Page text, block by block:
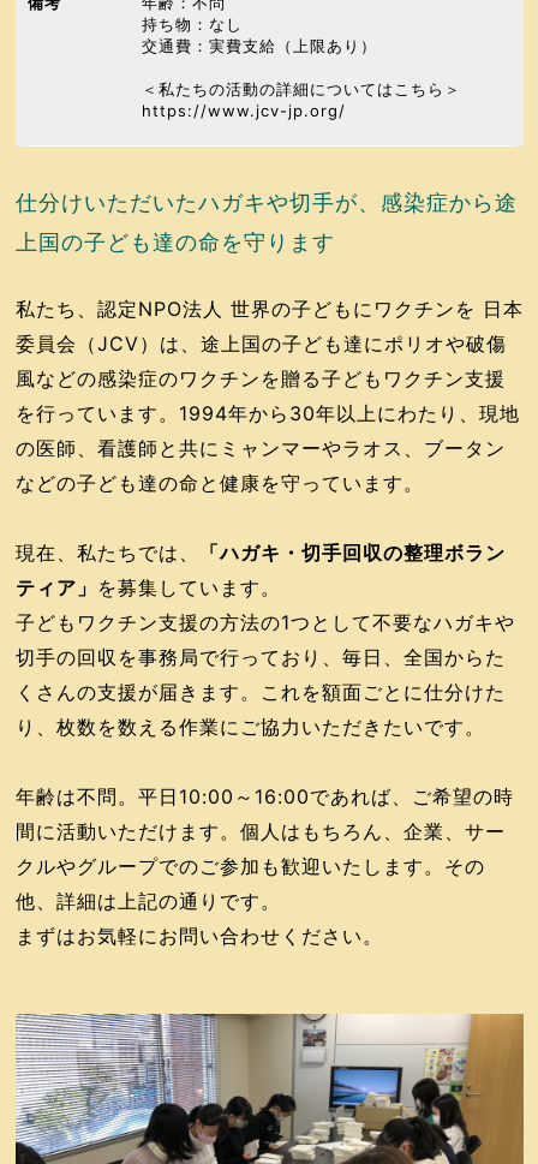
持ち物：なし
交通費：実費支給（上限あり）
＜私たちの活動の詳細についてはこちら＞
https://www.jcv-jp.org/
仕分けいただいたハガキや切手が、感染症から途
上国の子ども達の命を守ります
私たち、認定NPO法人 世界の子どもにワクチンを 日本
委員会（JCV）は、途上国の子ども達にポリオや破傷
風などの感染症のワクチンを贈る子どもワクチン支援
を行っています。1994年から30年以上にわたり、現地
の医師、看護師と共にミャンマーやラオス、ブータン
などの子ども達の命と健康を守っています。
現在、私たちでは、
「ハガキ・切手回収の整理ボラン
ティア」 を募集しています。
子どもワクチン支援の方法の1つとして不要なハガキや
切手の回収を事務局で行っており、毎日、全国からた
くさんの支援が届きます。これを額面ごとに仕分けた
り、枚数を数える作業にご協力いただきたいです。
年齢は不問。平日10:00～16:00であれば、ご希望の時
間に活動いただけます。個人はもちろん、企業、サー
クルやグループでのご参加も歓迎いたします。その
他、詳細は上記の通りです。
まずはお気軽にお問い合わせください。